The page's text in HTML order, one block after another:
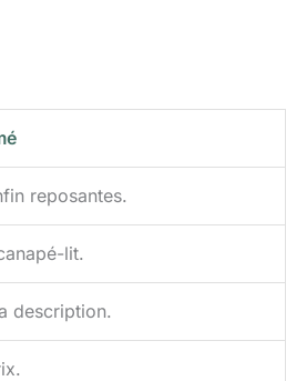
reposantes.
lit.
description.